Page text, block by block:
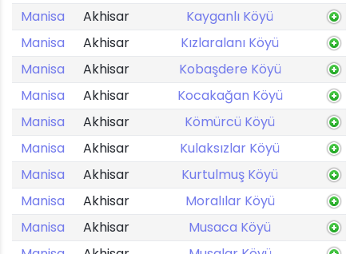
Manisa
Akhisar
Kayganlı Köyü
Manisa
Akhisar
Kızlaralanı Köyü
Manisa
Akhisar
Kobaşdere Köyü
Manisa
Akhisar
Kocakağan Köyü
Manisa
Akhisar
Kömürcü Köyü
Manisa
Akhisar
Kulaksızlar Köyü
Manisa
Akhisar
Kurtulmuş Köyü
Manisa
Akhisar
Moralılar Köyü
Manisa
Akhisar
Musaca Köyü